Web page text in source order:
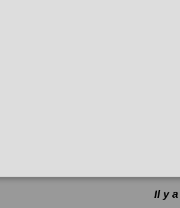
Il y